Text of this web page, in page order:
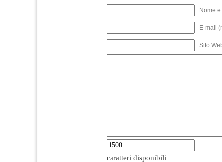
Nome
E-mail
Sito
caratteri disponibili